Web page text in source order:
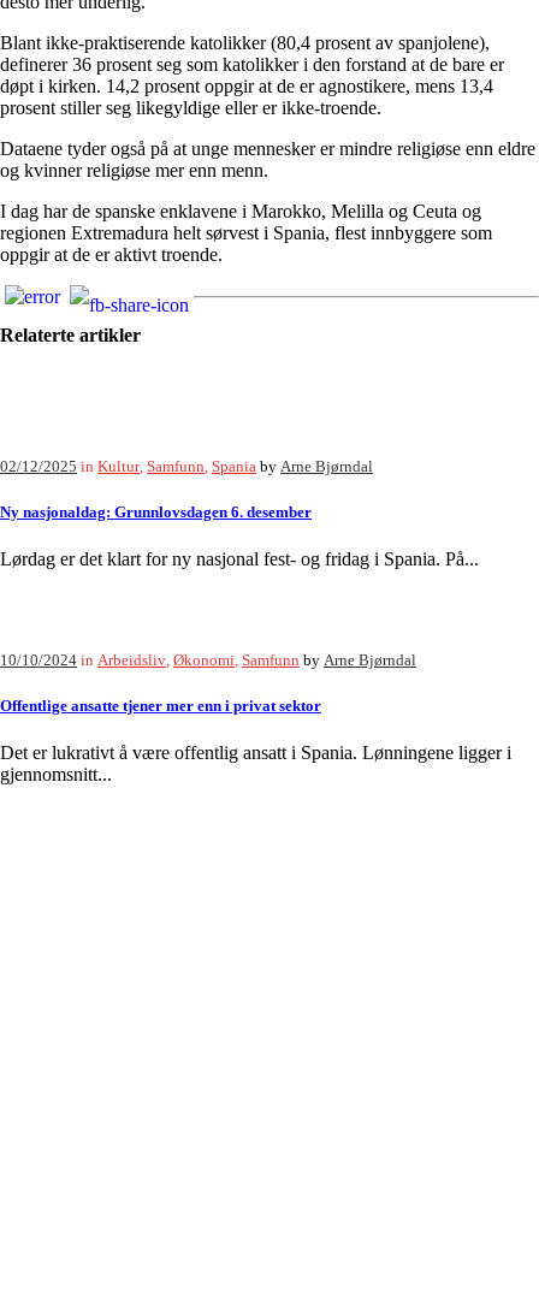
Blant ikke-praktiserende katolikker (80,4 prosent av spanjolene),
definerer 36 prosent seg som katolikker i den forstand at de bare er
døpt i kirken. 14,2 prosent oppgir at de er agnostikere, mens 13,4
prosent stiller seg likegyldige eller er ikke-troende.
Dataene tyder også på at unge mennesker er mindre religiøse enn eldre
og kvinner religiøse mer enn menn.
I dag har de spanske enklavene i Marokko, Melilla og Ceuta og
regionen Extremadura helt sørvest i Spania, flest innbyggere som
oppgir at de er aktivt troende.
Relaterte artikler
02/12/2025 in Kultur, Samfunn Spania by Arne Bjørndal
Ny nasjonaldag: Grunnlovsdagen 6. desember
Lørdag er det klart for ny nasjonal fest- og fridag i Spania. På...
10/10/2024 in Arbeidsliv, Økonomi, Samfunn by Arne Bjørndal
Offentlige ansatte tjener mer enn i privat sektor
Det er lukrativt å være offentlig ansatt i Spania. Lønningene ligger i
gjennomsnitt...